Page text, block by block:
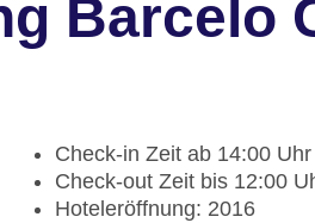
Barcelo
Check-in Zeit ab 14:00 Uhr
Check-out Zeit bis 12:00
Hoteleröffnung: 2016